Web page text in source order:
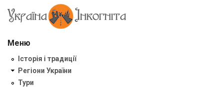
Меню
Історія і традиції
Регіони України
Тури